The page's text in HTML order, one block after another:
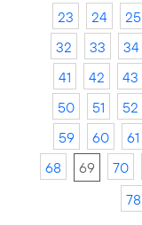
23
24 25
32
33 34
41
42 43
50
51 52
59
60 61
68
69 70
78